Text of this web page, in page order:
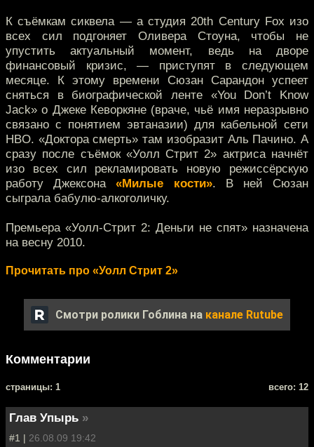
К съёмкам сиквела — а студия 20th Century Fox изо
всех сил подгоняет Оливера Стоуна, чтобы не
упустить актуальный момент, ведь на дворе
финансовый кризис, — приступят в следующем
месяце. К этому времени Сюзан Сарандон успеет
сняться в биографической ленте «You Don’t Know
Jack» о Джеке Кеворкяне (враче, чьё имя неразрывно
связано с понятием эвтаназии) для кабельной сети
HBO. «Доктора смерть» там изобразит Аль Пачино. А
сразу после съёмок «Уолл Стрит 2» актриса начнёт
изо всех сил рекламировать новую режиссёрскую
работу Джексона«Милые кости». В ней Сюзан
сыграла бабулю-алкоголичку.
Премьера «Уолл-Стрит 2: Деньги не спят» назначена
на весну 2010.
Прочитать про «Уолл Стрит 2»
Смотри ролики Гоблина на канале Rutube
Комментарии
cтраницы: 1 всего: 12
Глав Упырь »
#1 | 26.08.09 19:42